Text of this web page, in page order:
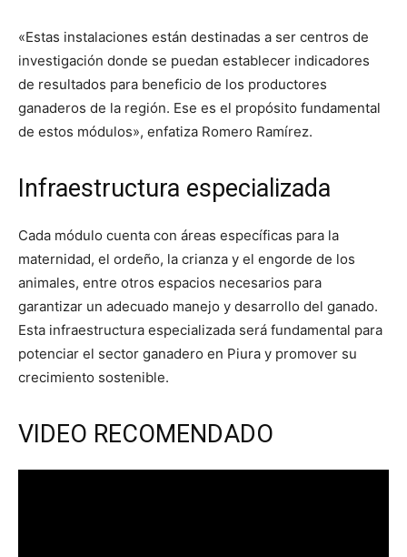
«Estas instalaciones están destinadas a ser centros de
investigación donde se puedan establecer indicadores
de resultados para beneficio de los productores
ganaderos de la región. Ese es el propósito fundamental
de estos módulos», enfatiza Romero Ramírez.
Infraestructura especializada
Cada módulo cuenta con áreas específicas para la
maternidad, el ordeño, la crianza y el engorde de los
animales, entre otros espacios necesarios para
garantizar un adecuado manejo y desarrollo del ganado.
Esta infraestructura especializada será fundamental para
potenciar el sector ganadero en Piura y promover su
crecimiento sostenible.
VIDEO RECOMENDADO